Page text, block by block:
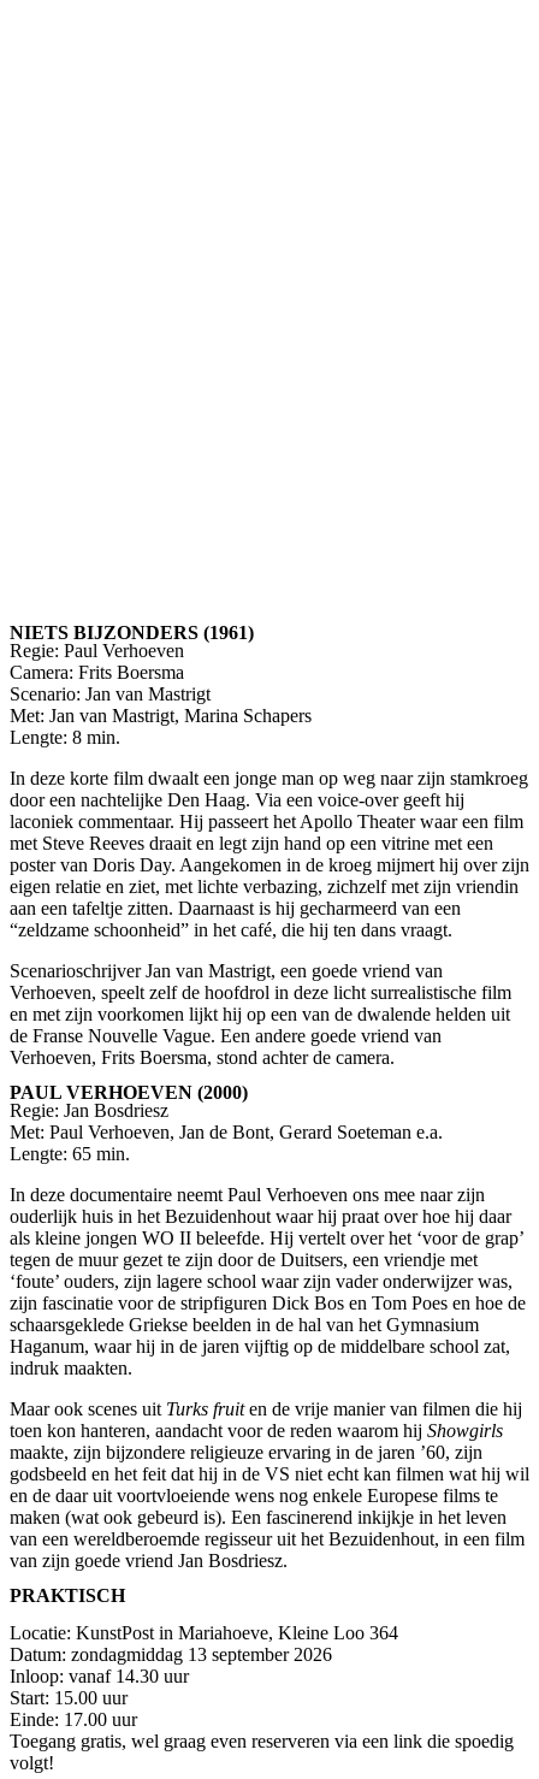
NIETS BIJZONDERS (1961)
Regie: Paul Verhoeven
Camera: Frits Boersma
Scenario: Jan van Mastrigt
Met: Jan van Mastrigt, Marina Schapers
Lengte: 8 min.
In deze korte film dwaalt een jonge man op weg naar zijn stamkroeg
door een nachtelijke Den Haag. Via een voice-over geeft hij
laconiek commentaar. Hij passeert het Apollo Theater waar een film
met Steve Reeves draait en legt zijn hand op een vitrine met een
poster van Doris Day. Aangekomen in de kroeg mijmert hij over zijn
eigen relatie en ziet, met lichte verbazing, zichzelf met zijn vriendin
aan een tafeltje zitten. Daarnaast is hij gecharmeerd van een
“zeldzame schoonheid” in het café, die hij ten dans vraagt.
Scenarioschrijver Jan van Mastrigt, een goede vriend van
Verhoeven, speelt zelf de hoofdrol in deze licht surrealistische film
en met zijn voorkomen lijkt hij op een van de dwalende helden uit
de Franse Nouvelle Vague. Een andere goede vriend van
Verhoeven, Frits Boersma, stond achter de camera.
PAUL VERHOEVEN (2000)
Regie: Jan Bosdriesz
Met: Paul Verhoeven, Jan de Bont, Gerard Soeteman e.a.
Lengte: 65 min.
In deze documentaire neemt Paul Verhoeven ons mee naar zijn
ouderlijk huis in het Bezuidenhout waar hij praat over hoe hij daar
als kleine jongen WO II beleefde. Hij vertelt over het ‘voor de grap’
tegen de muur gezet te zijn door de Duitsers, een vriendje met
‘foute’ ouders, zijn lagere school waar zijn vader onderwijzer was,
zijn fascinatie voor de stripfiguren Dick Bos en Tom Poes en hoe de
schaarsgeklede Griekse beelden in de hal van het Gymnasium
Haganum, waar hij in de jaren vijftig op de middelbare school zat,
indruk maakten.
Maar ook scenes uit Turks fruiten de vrije manier van filmen die hij
toen kon hanteren, aandacht voor de reden waarom hij Showgirls
maakte, zijn bijzondere religieuze ervaring in de jaren ’60, zijn
godsbeeld en het feit dat hij in de VS niet echt kan filmen wat hij wil
en de daar uit voortvloeiende wens nog enkele Europese films te
maken (wat ook gebeurd is). Een fascinerend inkijkje in het leven
van een wereldberoemde regisseur uit het Bezuidenhout, in een film
van zijn goede vriend Jan Bosdriesz.
PRAKTISCH
Locatie: KunstPost in Mariahoeve, Kleine Loo 364
Datum: zondagmiddag 13 september 2026
Inloop: vanaf 14.30 uur
Start: 15.00 uur
Einde: 17.00 uur
Toegang gratis, wel graag even reserveren via een link die spoedig
volgt!